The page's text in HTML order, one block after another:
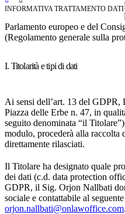
INFORMATIVA TRATTAMENTO DATI
Parlamento europeo e del
(Regolamento generale sulla
I. Titolarità e tipi di dati
Ai sensi dell’art. 13 del GDPR,
Piazza delle Erbe n. 47, in
seguito denominata “il
modulo, procederà alla raccolta
direttamente rilasciati.
Il Titolare ha designato quale
dei dati (c.d. data protection
GDPR, il Sig. Orjon Nallbati
sociale e contattabile al
orjon.nallbati@onlawoffice.com.